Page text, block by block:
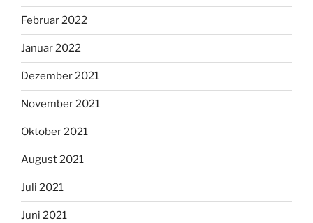
Februar 2022
Januar 2022
Dezember 2021
November 2021
Oktober 2021
August 2021
Juli 2021
Juni 2021